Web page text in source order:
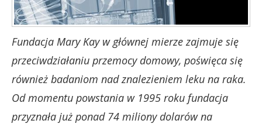
Fundacja Mary Kay w głównej mierze zajmuje się
przeciwdziałaniu przemocy domowy, poświęca się
również badaniom nad znalezieniem leku na raka.
Od momentu powstania w 1995 roku fundacja
przyznała już ponad 74 miliony dolarów na